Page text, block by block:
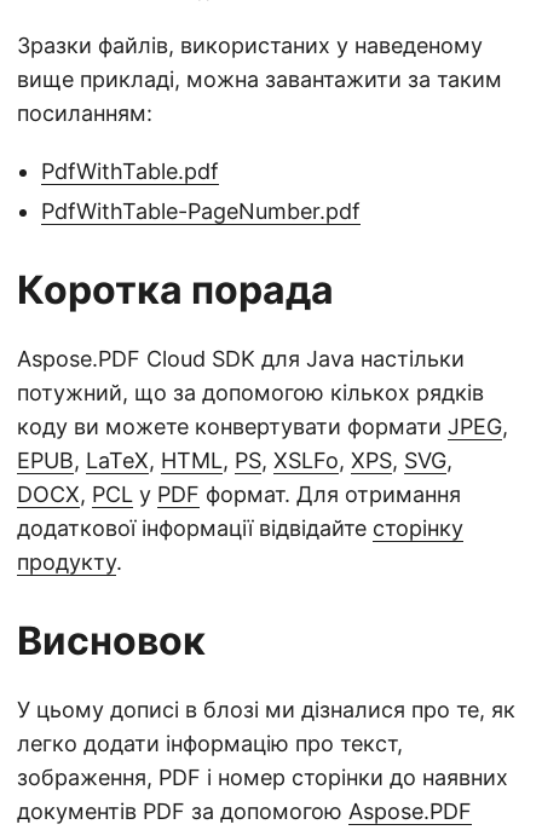
Зразки файлів, використаних у наведеному
вище прикладі, можна завантажити за таким
посиланням:
PdfWithTable.pdf
PdfWithTable-PageNumber.pdf
Коротка порада
Aspose.PDF Cloud SDK для Java настільки
потужний, що за допомогою кількох рядків
коду ви можете конвертувати формати JPEG,
EPUB, LaTeX, HTML, PS, XSLFo, XPS, SVG,
DOCX, PCL у PDF формат. Для отримання
додаткової інформації відвідайте сторінку
продукту.
Висновок
У цьому дописі в блозі ми дізналися про те, як
легко додати інформацію про текст,
зображення, PDF і номер сторінки до наявних
документів PDF за допомогою Aspose.PDF